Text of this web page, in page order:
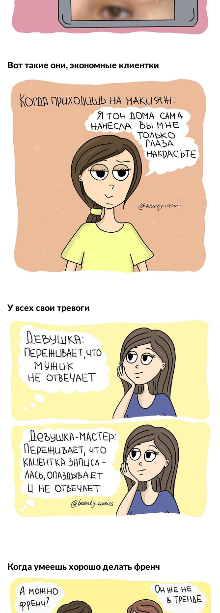
Вот такие они, экономные клиентки
У всех свои тревоги
Когда умеешь хорошо делать френч